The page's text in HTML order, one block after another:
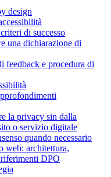
design
di successo
una dichiarazione di
feedback e procedura di
la privacy sin dalla
o servizio digitale
quando necessario
web: architettura,
DPO